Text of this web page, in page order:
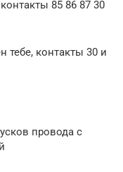
85 86 87 30
тебе, контакты 30 и
провода с